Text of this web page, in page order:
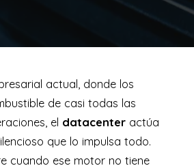
actual, donde los
de casi todas las
el datacenter actúa
que lo impulsa todo.
cuando ese motor no tiene